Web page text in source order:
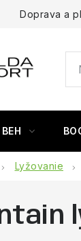
Doprava a
BEH
Lyžovanie